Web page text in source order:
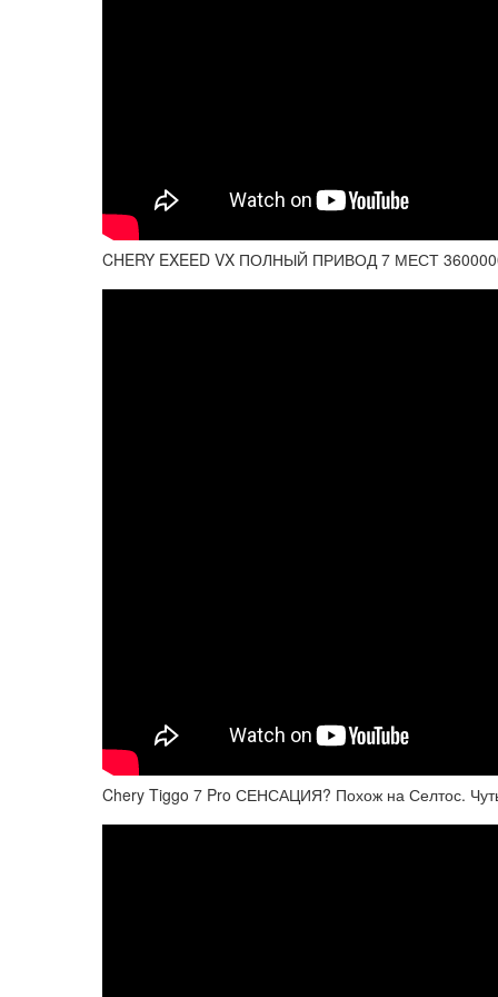
CHERY EXEED VX ПОЛНЫЙ ПРИВОД 7 МЕСТ
Chery Tiggo 7 Pro СЕНСАЦИЯ? Похож на Селтос.